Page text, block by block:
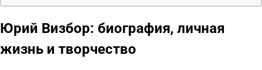
Юрий Визбор: биография, личная
жизнь и творчество